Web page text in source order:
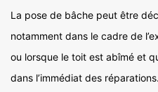
La pose de bâche peut être
notamment dans le cadre de
ou lorsque le toit est abîmé et
dans l’immédiat des